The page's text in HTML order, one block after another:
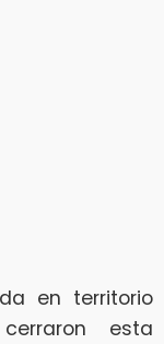
en territorio
cerraron esta